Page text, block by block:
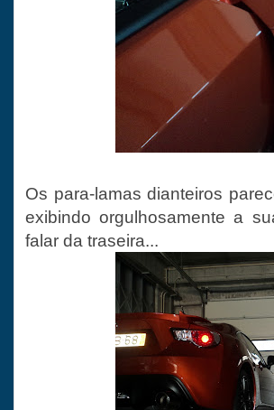
Os para-lamas dianteiros
exibindo orgulhosamente a
falar da traseira...